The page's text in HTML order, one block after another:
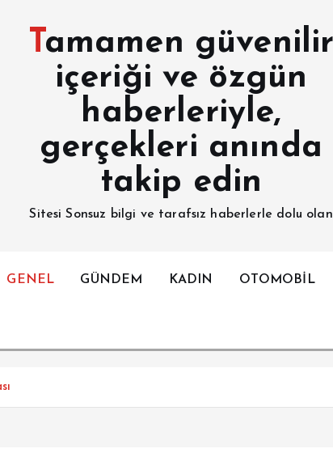
Tamamen güvenilir
içeriği ve özgün
haberleriyle,
gerçekleri anında
takip edin
Sitesi Sonsuz bilgi ve tarafsız haberlerle dolu olan
GENEL GÜNDEM KADIN OTOMOBİL